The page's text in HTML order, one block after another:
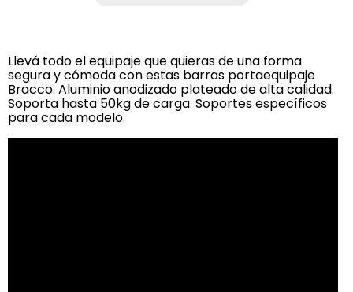
Llevá todo el equipaje que quieras de una forma
segura y cómoda con estas barras portaequipaje
Bracco. Aluminio anodizado plateado de alta calidad.
Soporta hasta 50kg de carga. Soportes específicos
para cada modelo.